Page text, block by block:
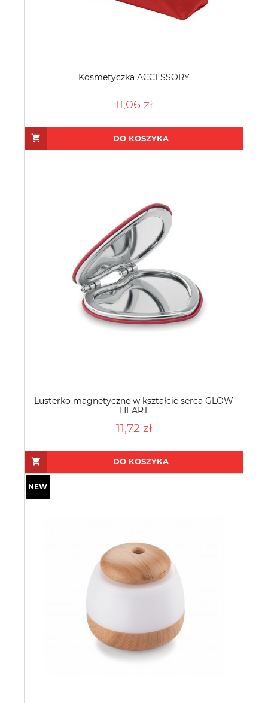
Kosmetyczka ACCESSORY
11,06 zł
DO KOSZYKA
Lusterko magnetyczne w kształcie serca GLOW
HEART
11,72 zł
DO KOSZYKA